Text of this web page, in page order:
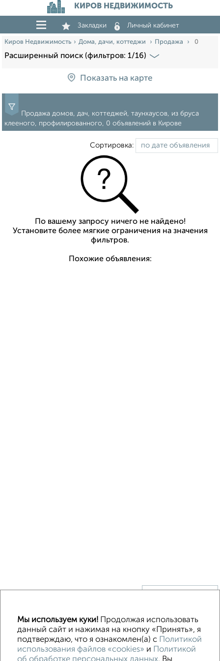
КИРОВ НЕДВИЖИМОСТЬ
Закладки Личный кабинет
Киров Недвижимость Дома, дачи, коттеджи Продажа 0
Расширенный поиск (фильтров: 1/16)
Показать на карте
Продажа домов, дач, коттеджей, таунхаусов, из бруса
клееного, профилированного, 0 объявлений в Кирове
Сортировка:
По вашему запросу ничего не найдено!
Установите более мягкие ограничения на значения
фильтров.
Похожие объявления:
Без посредников Каркасный
Деревянный
Готовый дом Под ключ Загородный
Контакты Политика конфиденциальности
Мы используем куки!Продолжая использовать
данный сайт и нажимая на кнопку «Принять», я
подтверждаю, что я ознакомлен(а) с Политикой
использования файлов «cookies» и Политикой
об обработке персональных данных. Вы